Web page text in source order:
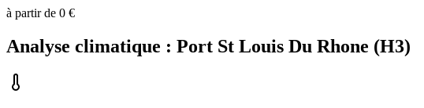
à partir de 0 €
Analyse climatique : Port St Louis Du Rhone (H3)